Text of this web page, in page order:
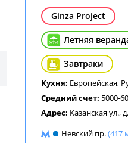
Ginza Project
Летняя
Завтраки
Кухня: Европейская,
Средний счет: 5000-
Адрес: Казанская ул.,
Невский пр.(417